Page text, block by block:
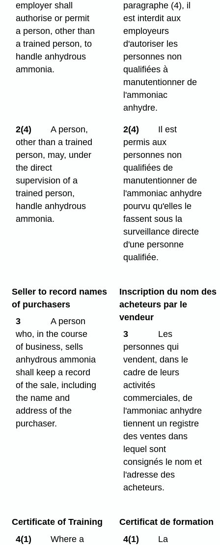
employer shall
authorise or permit
a person, other than
a trained person, to
handle anhydrous
ammonia.
paragraphe (4), il
est interdit aux
employeurs
d'autoriser les
personnes non
qualifiées à
manutentionner de
l'ammoniac
anhydre.
2(4)
A person,
other than a trained
person, may, under
the direct
supervision of a
trained person,
handle anhydrous
ammonia.
2(4)
Il est
permis aux
personnes non
qualifiées de
manutentionner de
l'ammoniac anhydre
pourvu qu'elles le
fassent sous la
surveillance directe
d'une personne
qualifiée.
Seller to record names
of purchasers
3
A person
who, in the course
of business, sells
anhydrous ammonia
shall keep a record
of the sale, including
the name and
address of the
purchaser.
Inscription du nom des
acheteurs par le
vendeur
3
Les
personnes qui
vendent, dans le
cadre de leurs
activités
commerciales, de
l'ammoniac anhydre
tiennent un registre
des ventes dans
lequel sont
consignés le nom et
l'adresse des
acheteurs.
Certificate of Training
4(1)
Where a
Certificat de formation
4(1)
La